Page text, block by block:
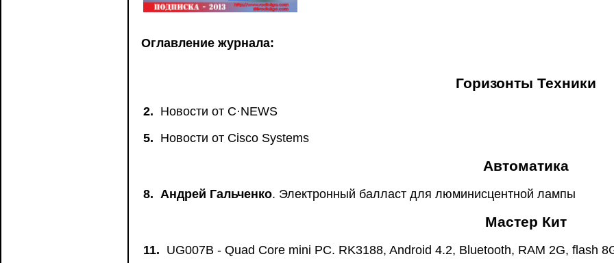
Оглавление журнала:
Горизонты Техники
2. Новости от C·NEWS
5. Новости от Сisco Systems
Автоматика
8. Андрей Гальченко. Электронный балласт для люминисцентной лампы
Мастер Кит
11. UG007B - Quad Core mini PC. RK3188, Android 4.2, Bluetooth, RAM 2G, flash